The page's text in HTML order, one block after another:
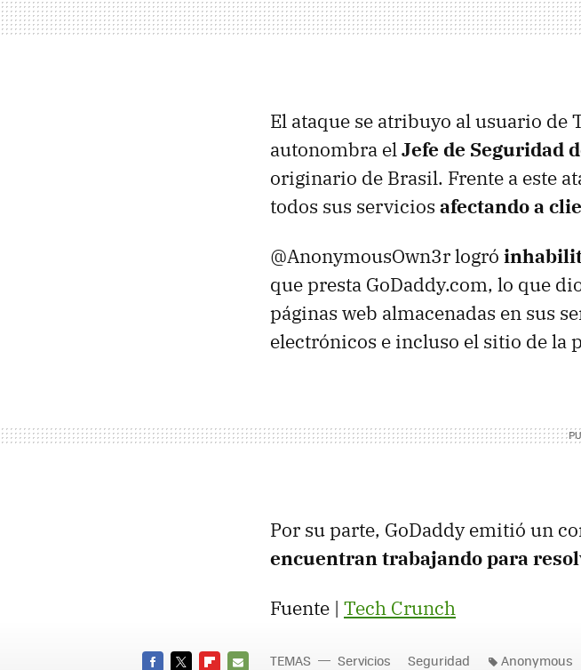
El ataque se atribuyo al usuario de
autonombra elJefe de Seguridad
originario de Brasil. Frente a este
todos sus servicios afectando a
@AnonymousOwn3r logró
que presta GoDaddy.com, lo que
páginas web almacenadas en sus
electrónicos e incluso el sitio de la
Por su parte, GoDaddy emitió un
encuentran trabajando para
Fuente | Tech Crunch
TEMAS Servicios Seguridad Anonymous